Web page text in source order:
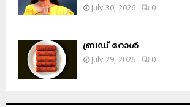
July 30, 2026 0
ബ്രഡ് റോൾ
July 29, 2026 0